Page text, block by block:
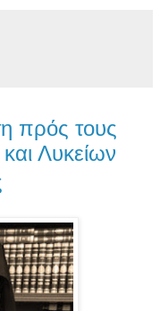
πρός τους
Λυκείων